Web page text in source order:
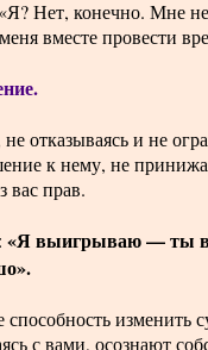
Нет, конечно. Мне
вместе провести
отказываясь и не
к нему, не
вас прав.
«Я выигрываю — ты
с вами, осознают